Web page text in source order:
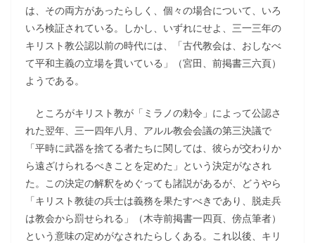
は、その両方があったらしく、個々の場合について、いろ
いろ検証されている。しかし、いずれにせよ、三一三年の
キリスト教公認以前の時代には、「古代教会は、おしなべ
て平和主義の立場を貫いている」（宮田、前掲書三六頁）
ようである。
ところがキリスト教が「ミラノの勅令」によって公認さ
れた翌年、三一四年八月、アルル教会会議の第三決議で
「平時に武器を捨てる者たちに関しては、彼らが交わりか
ら遠ざけられるべきことを定めた」という決定がなされ
た。この決定の解釈をめぐっても諸説があるが、どうやら
「キリスト教徒の兵士は義務を果たすべきであり、脱走兵
は教会から罰せられる」（木寺前掲書一四頁、傍点筆者）
という意味の定めがなされたらしくある。これ以後、キリ